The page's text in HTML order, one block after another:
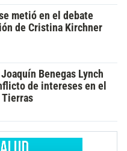
metió en el debate
de Cristina Kirchner
Benegas Lynch
de intereses en el
Tierras